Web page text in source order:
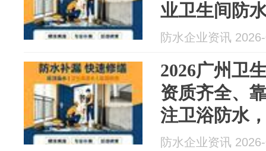
业卫生间防
防水最新资
防水企业资讯
2026广州卫
资质齐全、
注卫浴防水
水最新资讯
防水企业资讯